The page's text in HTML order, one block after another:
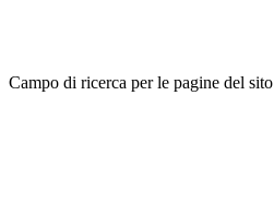
Campo di ricerca per le pagine del sito